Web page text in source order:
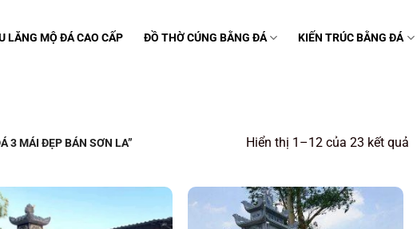
LĂNG MỘ ĐÁ CAO CẤP ĐỒ THỜ CÚNG BẰNG ĐÁ KIẾN TRÚC BẰNG ĐÁ
3 MÁI ĐẸP BÁN SƠN LA” Hiển thị 1–12 của 23 kết quả